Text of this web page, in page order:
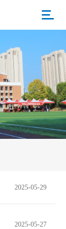
2025-05-29
2025-05-27